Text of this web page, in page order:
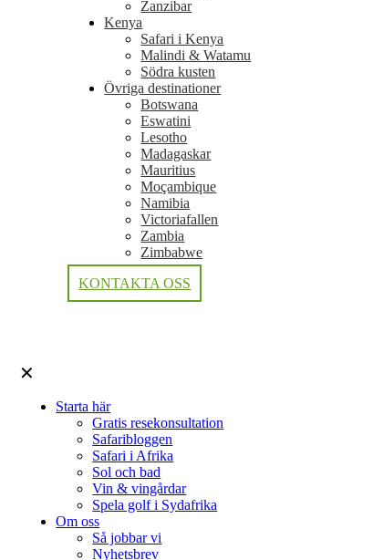
Zanzibar
Kenya
Safari i Kenya
Malindi & Watamu
Södra kusten
Övriga destinationer
Botswana
Eswatini
Lesotho
Madagaskar
Mauritius
Moçambique
Namibia
Victoriafallen
Zambia
Zimbabwe
KONTAKTA OSS
✕
Starta här
Gratis resekonsultation
Safaribloggen
Safari i Afrika
Sol och bad
Vin & vingårdar
Spela golf i Sydafrika
Om oss
Så jobbar vi
Nyhetsbrev